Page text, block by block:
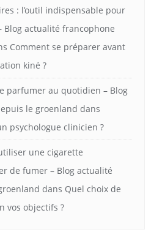
: l’outil indispensable pour
Blog actualité francophone
Comment se préparer avant
kiné ?
parfumer au quotidien – Blog
le groenland dans
psychologue clinicien ?
une cigarette
de fumer – Blog actualité
dans Quel choix de
vos objectifs ?